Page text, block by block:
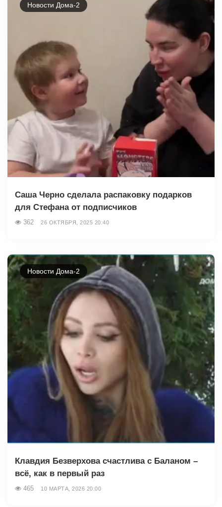
Новости Дома-2
Саша Черно сделала распаковку подарков
для Стефана от подписчиков
362 26 ОКТЯБРЯ, 2025 20:40
Новости Дома-2
Клавдия Безверхова счастлива с Баланом –
всё, как в первый раз
465 10 МАРТА, 2026 20:00